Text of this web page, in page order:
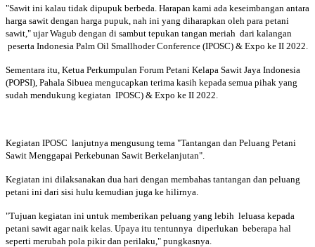
"Sawit ini kalau tidak dipupuk berbeda. Harapan kami ada keseimbangan antara
harga sawit dengan harga pupuk, nah ini yang diharapkan oleh para petani
sawit," ujar Wagub dengan di sambut tepukan tangan meriah dari kalangan
peserta Indonesia Palm Oil Smallhoder Conference (IPOSC) & Expo ke II 2022.
Sementara itu, Ketua Perkumpulan Forum Petani Kelapa Sawit Jaya Indonesia
(POPSI), Pahala Sibuea mengucapkan terima kasih kepada semua pihak yang
sudah mendukung kegiatan IPOSC) & Expo ke II 2022.
Kegiatan IPOSC lanjutnya mengusung tema "Tantangan dan Peluang Petani
Sawit Menggapai Perkebunan Sawit Berkelanjutan".
Kegiatan ini dilaksanakan dua hari dengan membahas tantangan dan peluang
petani ini dari sisi hulu kemudian juga ke hilirnya.
"Tujuan kegiatan ini untuk memberikan peluang yang lebih leluasa kepada
petani sawit agar naik kelas. Upaya itu tentunnya diperlukan beberapa hal
seperti merubah pola pikir dan perilaku," pungkasnya.